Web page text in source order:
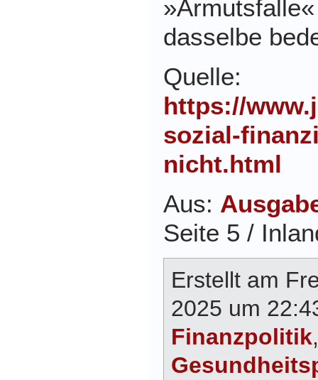
dasselbe
Quelle:
https://
sozial-
nicht.html
Aus:
Seite 5 /
Erstellt am
2025 um
Finanzpolitik,